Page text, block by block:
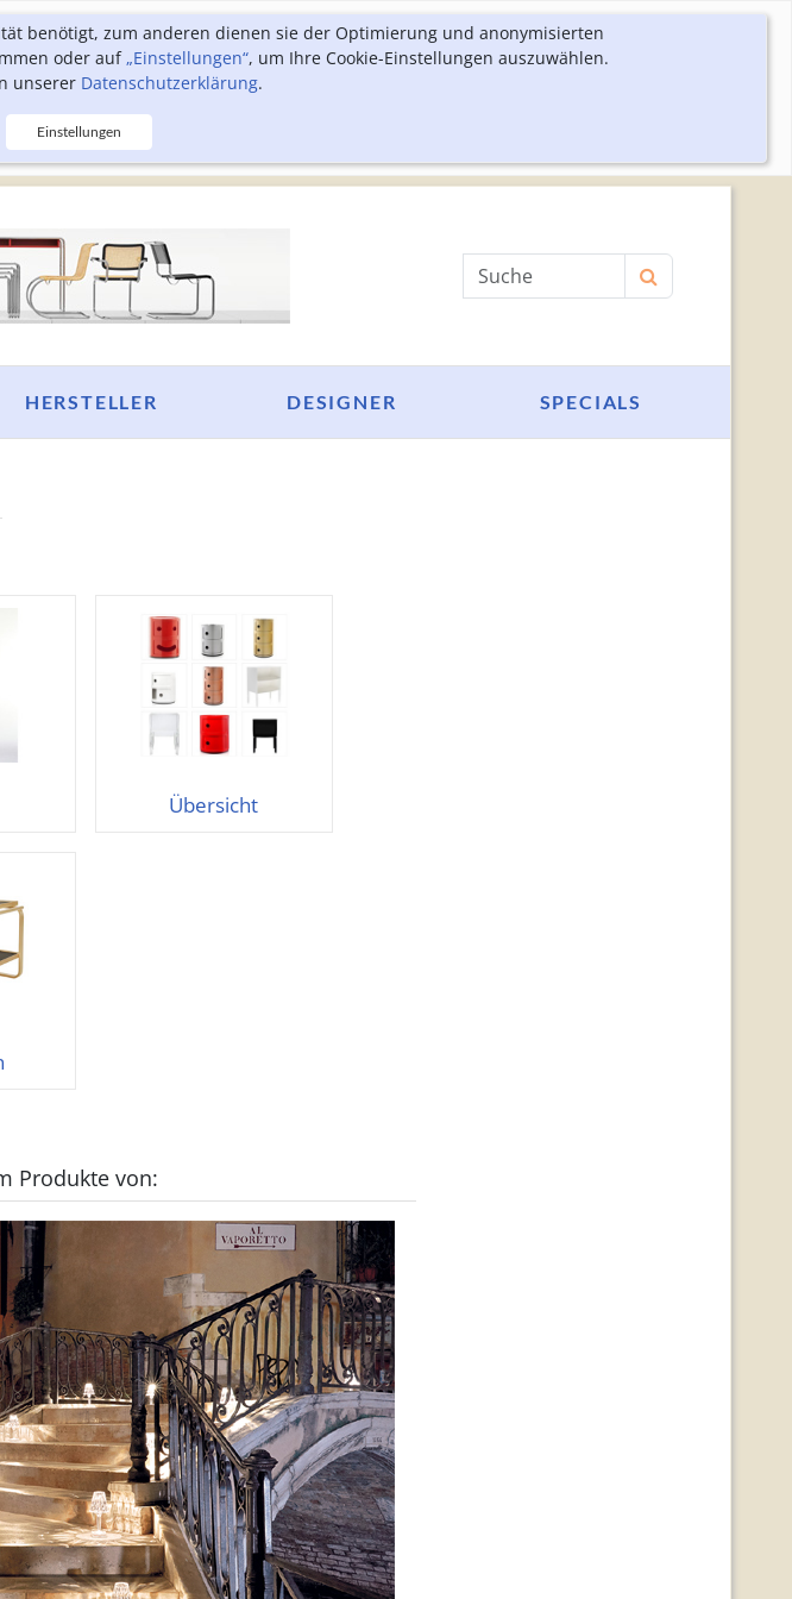
benötigt, zum anderen dienen sie der Optimierung und anonymisierten
oder auf„Einstellungen“, um Ihre Cookie-Einstellungen auszuwählen.
unserer Datenschutzerklärung.
Einstellungen
Produktsuche
SPECIALS
DESIGNER
HERSTELLER
Übersicht
Produkte von: